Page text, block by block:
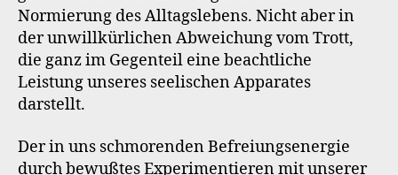
Normierung des Alltagslebens. Nicht aber in
der unwillkürlichen Abweichung vom Trott,
die ganz im Gegenteil eine beachtliche
Leistung unseres seelischen Apparates
darstellt.
Der in uns schmorenden Befreiungsenergie
durch bewußtes Experimentieren mit unserer